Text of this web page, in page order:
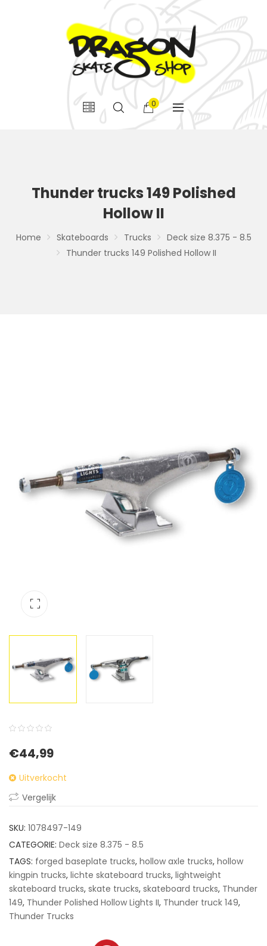
0
Thunder trucks 149 Polished
Hollow II
Home Skateboards Trucks
Deck size 8.375 - 8.5
Thunder trucks 149 Polished Hollow II
out
on
ratings
€44,99
Uitverkocht
Vergelijk
SKU: 1078497-149
CATEGORIE: Deck size 8.375 - 8.5
TAGS: forged baseplate trucks, hollow axle trucks, hollow
kingpin trucks, lichte skateboard trucks, lightweight
skateboard trucks, skate trucks, skateboard trucks, Thunder
149, Thunder Polished Hollow Lights II, Thunder truck 149,
Thunder Trucks